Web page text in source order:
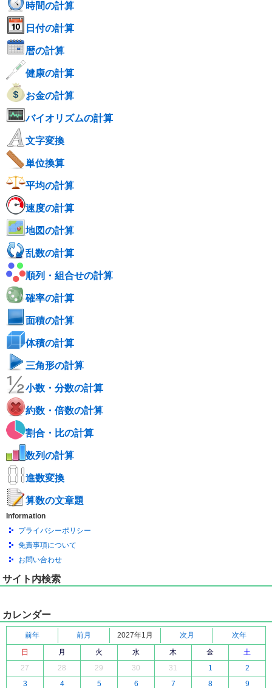
時間の計算
日付の計算
暦の計算
健康の計算
お金の計算
バイオリズムの計算
文字変換
単位換算
平均の計算
速度の計算
地図の計算
乱数の計算
順列・組合せの計算
確率の計算
面積の計算
体積の計算
三角形の計算
小数・分数の計算
約数・倍数の計算
割合・比の計算
数列の計算
進数変換
算数の文章題
Information
プライバシーポリシー
免責事項について
お問い合わせ
サイト内検索
カレンダー
前年 前月 2027年1月 次月
次年
日
月 火 水 木 金
土
27
28 29 30 31 1
2
3
4 5 6 7 8 9